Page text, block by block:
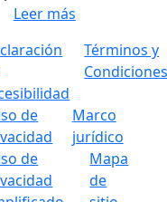
Leer más
Términos y
de
Marco
jurídico
de
Mapa
de